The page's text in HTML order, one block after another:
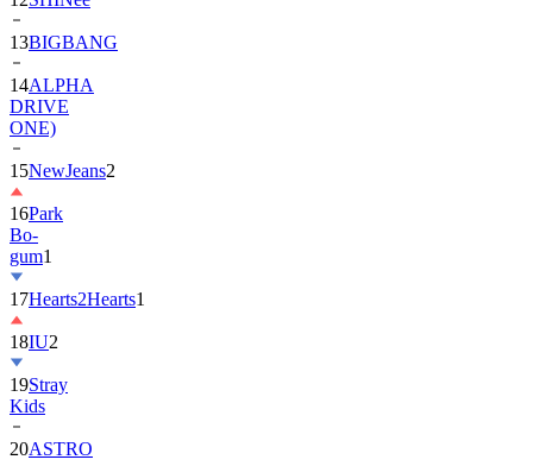
14ALPHA
DRIVE
ONE)
15NewJeans
16Park
Bo-
gum1
17Hearts2Hearts
18IU2
19Stray
Kids
20ASTRO
21EXO